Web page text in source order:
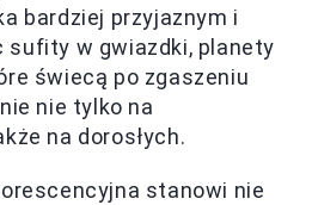
bardziej przyjaznym i
sufity w gwiazdki, planety
świecą po zgaszeniu
nie tylko na
na dorosłych.
stanowi nie